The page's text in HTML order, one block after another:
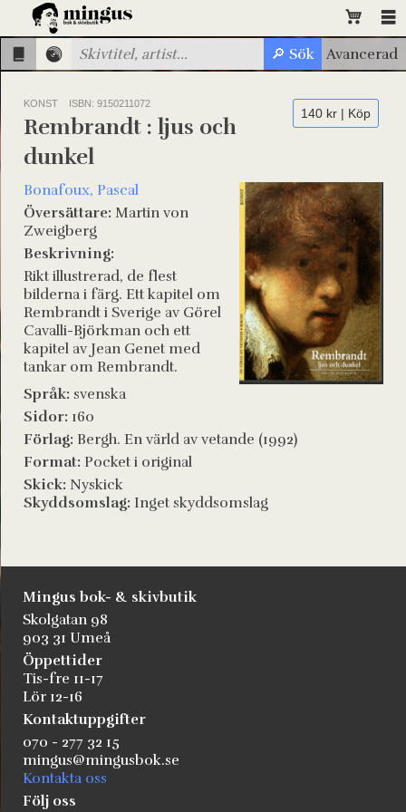
KONST ISBN: 9150211072
140 kr | Köp
Rembrandt : ljus och
dunkel
Bonafoux, Pascal
Översättare: Martin von
Zweigberg
Beskrivning:
Rikt illustrerad, de flest
bilderna i färg. Ett kapitel om
Rembrandt i Sverige av Görel
Cavalli-Björkman och ett
kapitel av Jean Genet med
tankar om Rembrandt.
Språk: svenska
Sidor: 160
Förlag: Bergh. En värld av vetande (1992)
Format: Pocket i original
Skick: Nyskick
Skyddsomslag: Inget skyddsomslag
Mingus bok- & skivbutik
Skolgatan 98
903 31 Umeå
Öppettider
Tis-fre 11-17
Lör 12-16
Kontaktuppgifter
070 - 277 32 15
mingus@mingusbok.se
Kontakta oss
Följ oss